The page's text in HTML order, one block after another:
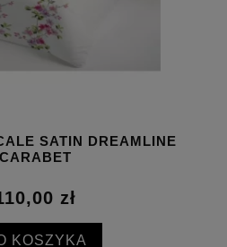
SATIN DREAMLINE
CARABET
zł
KOSZYKA